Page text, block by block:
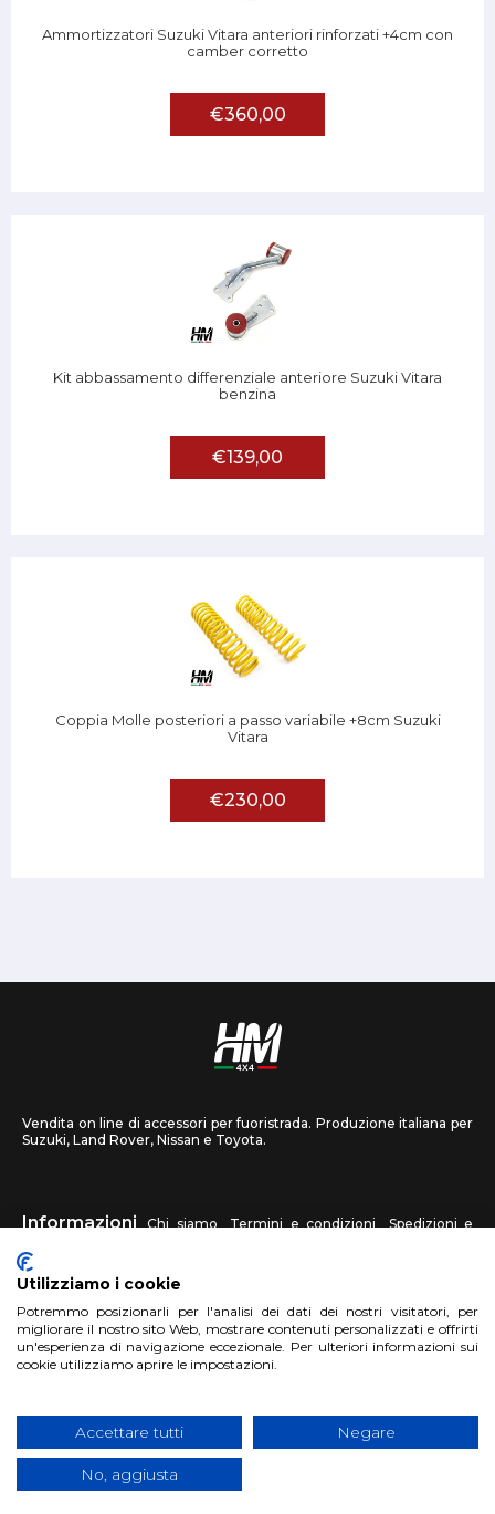
Ammortizzatori Suzuki Vitara anteriori rinforzati +4cm con
camber corretto
€360,00
Kit abbassamento differenziale anteriore Suzuki Vitara
benzina
€139,00
Coppia Molle posteriori a passo variabile +8cm Suzuki
Vitara
€230,00
Vendita on line di accessori per fuoristrada. Produzione italiana per
Suzuki, Land Rover, Nissan e Toyota.
Informazioni Chi siamo Termini e condizioni
Spedizioni e
recessi
HM4X4 FAQ Centri assistenza Invia una foto
Account Registrati Accedi
Copyright 2018 HM4X4 FACTO S.R.L.
Cookies Policy
| Sito realizzato da
Utilizziamo i cookie
Potremmo posizionarli per l'analisi dei dati dei nostri visitatori, per
migliorare il nostro sito Web, mostrare contenuti personalizzati e offrirti
un'esperienza di navigazione eccezionale. Per ulteriori informazioni sui
cookie utilizziamo aprire le impostazioni.
Accettare tutti Negare
No, aggiusta